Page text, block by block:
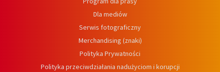
Dla mediów
Serwis fotograficzny
Merchandising (znaki)
Polityka Prywatności
Polityka przeciwdziałania nadużyciom i korupcji